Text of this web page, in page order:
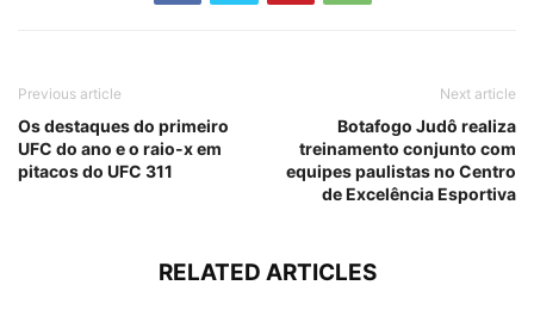
Previous article
Os destaques do primeiro
UFC do ano e o raio-x em
pitacos do UFC 311
Next article
Botafogo Judô realiza
treinamento conjunto com
equipes paulistas no Centro
de Excelência Esportiva
RELATED ARTICLES